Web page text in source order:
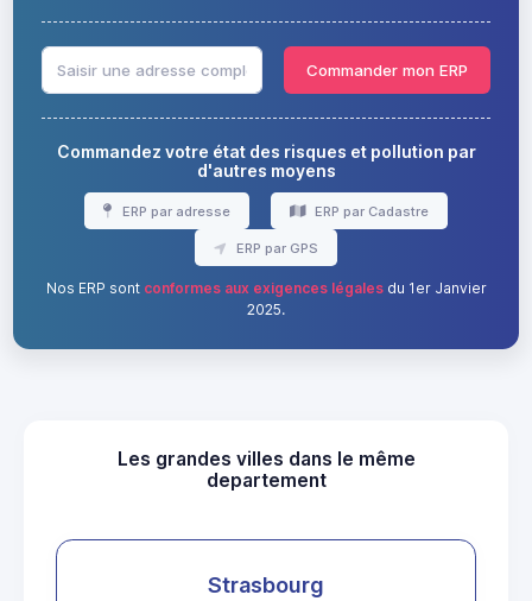
Commander mon ERP
Commandez votre état des risques et pollution par
d'autres moyens
ERP par adresse ERP par Cadastre
ERP par GPS
Nos ERP sont conformes aux exigences légalesdu 1er Janvier
2025.
Les grandes villes dans le même
departement
Strasbourg